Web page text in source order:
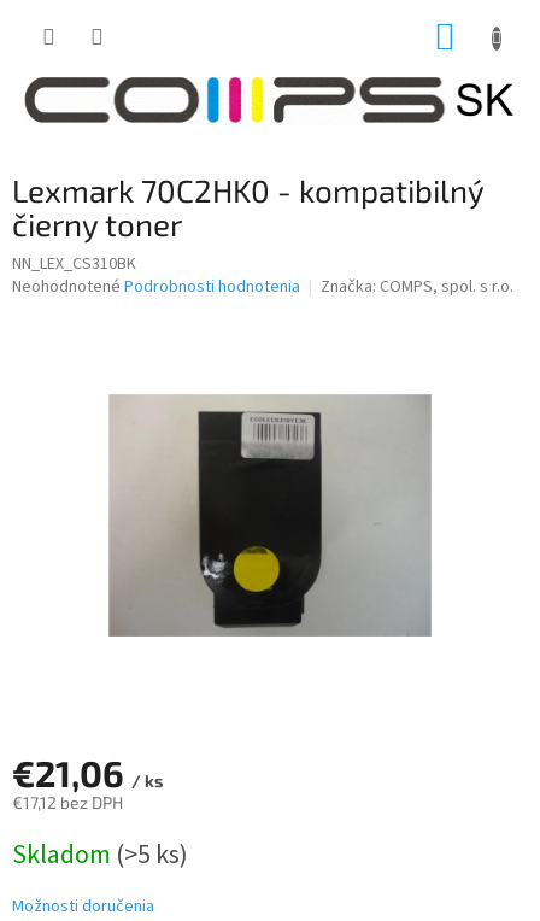
Lexmark 70C2HK0 - kompatibilný
čierny toner
NN_LEX_CS310BK
Priemerné
Neohodnotené Podrobnosti hodnotenia Značka: COMPS, spol. s r.o.
€21,06 / ks
€17,12 bez DPH
cena:
Skladom (>5 ks)
Možnosti doručenia